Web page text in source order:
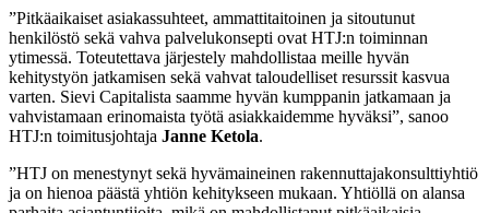
”Pitkäaikaiset asiakassuhteet, ammattitaitoinen ja sitoutunut
henkilöstö sekä vahva palvelukonsepti ovat HTJ:n toiminnan
ytimessä. Toteutettava järjestely mahdollistaa meille hyvän
kehitystyön jatkamisen sekä vahvat taloudelliset resurssit kasvua
varten. Sievi Capitalista saamme hyvän kumppanin jatkamaan ja
vahvistamaan erinomaista työtä asiakkaidemme hyväksi”, sanoo
HTJ:n toimitusjohtaja Janne Ketola.
”HTJ on menestynyt sekä hyvämaineinen rakennuttajakonsulttiyhtiö
ja on hienoa päästä yhtiön kehitykseen mukaan. Yhtiöllä on alansa